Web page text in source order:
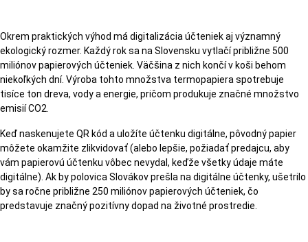
Okrem praktických výhod má digitalizácia účteniek aj významný
ekologický rozmer. Každý rok sa na Slovensku vytlačí približne 500
miliónov papierových účteniek. Väčšina z nich končí v koši behom
niekoľkých dní. Výroba tohto množstva termopapiera spotrebuje
tisíce ton dreva, vody a energie, pričom produkuje značné množstvo
emisií CO2.
Keď naskenujete QR kód a uložíte účtenku digitálne, pôvodný papier
môžete okamžite zlikvidovať (alebo lepšie, požiadať predajcu, aby
vám papierovú účtenku vôbec nevydal, keďže všetky údaje máte
digitálne). Ak by polovica Slovákov prešla na digitálne účtenky, ušetrilo
by sa ročne približne 250 miliónov papierových účteniek, čo
predstavuje značný pozitívny dopad na životné prostredie.